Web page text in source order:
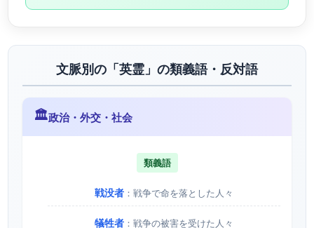
文脈別の「英霊」の類義語・反対語
🏛️政治・外交・社会
類義語
戦没者 ：戦争で命を落とした人々
犠牲者 ：戦争の被害を受けた人々